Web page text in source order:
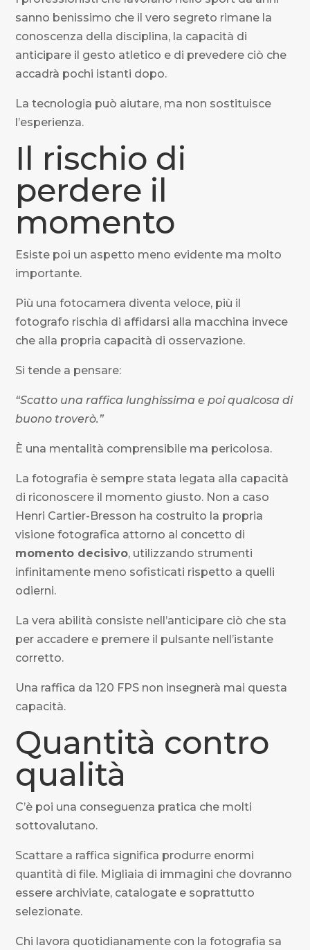
sanno benissimo che il vero segreto rimane la
conoscenza della disciplina, la capacità di
anticipare il gesto atletico e di prevedere ciò che
accadrà pochi istanti dopo.
La tecnologia può aiutare, ma non sostituisce
l’esperienza.
Il rischio di
perdere il
momento
Esiste poi un aspetto meno evidente ma molto
importante.
Più una fotocamera diventa veloce, più il
fotografo rischia di affidarsi alla macchina invece
che alla propria capacità di osservazione.
Si tende a pensare:
“Scatto una raffica lunghissima e poi qualcosa di
buono troverò.”
È una mentalità comprensibile ma pericolosa.
La fotografia è sempre stata legata alla capacità
di riconoscere il momento giusto. Non a caso
Henri Cartier-Bresson ha costruito la propria
visione fotografica attorno al concetto di
momento decisivo, utilizzando strumenti
infinitamente meno sofisticati rispetto a quelli
odierni.
La vera abilità consiste nell’anticipare ciò che sta
per accadere e premere il pulsante nell’istante
corretto.
Una raffica da 120 FPS non insegnerà mai questa
capacità.
Quantità contro
qualità
C’è poi una conseguenza pratica che molti
sottovalutano.
Scattare a raffica significa produrre enormi
quantità di file. Migliaia di immagini che dovranno
essere archiviate, catalogate e soprattutto
selezionate.
Chi lavora quotidianamente con la fotografia sa